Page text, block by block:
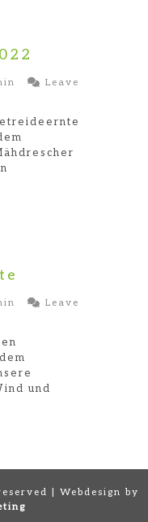
Leave
Leave
und
| Webdesign by